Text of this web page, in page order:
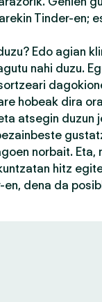
Tinder-en;
Edo agian
nahi duzu.
hobeak dira
atsegin duzun
norbait. Eta,
hitz
dena da